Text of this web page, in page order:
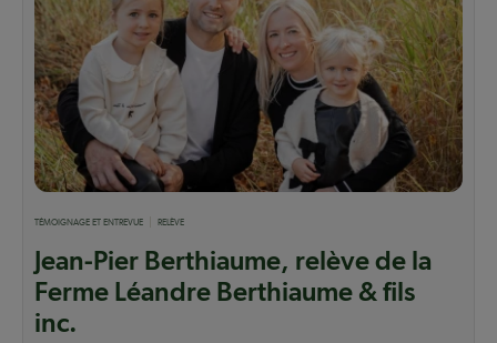
TÉMOIGNAGE ET ENTREVUE RELÈVE
Jean-Pier Berthiaume, relève de la
Ferme Léandre Berthiaume & fils
inc.